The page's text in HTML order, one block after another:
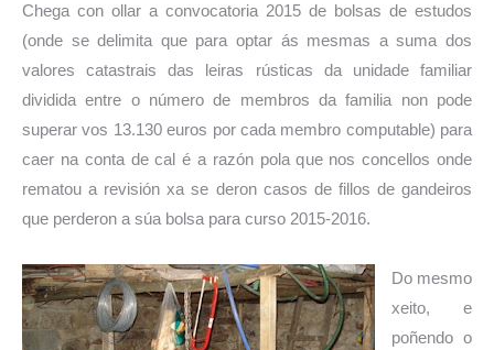
Chega con ollar a convocatoria 2015 de bolsas de estudos
(onde se delimita que para optar ás mesmas a suma dos
valores catastrais das leiras rústicas da unidade familiar
dividida entre o número de membros da familia non pode
superar vos 13.130 euros por cada membro computable) para
caer na conta de cal é a razón pola que nos concellos onde
rematou a revisión xa se deron casos de fillos de gandeiros
que perderon a súa bolsa para curso 2015-2016.
Do mesmo
xeito, e
poñendo o